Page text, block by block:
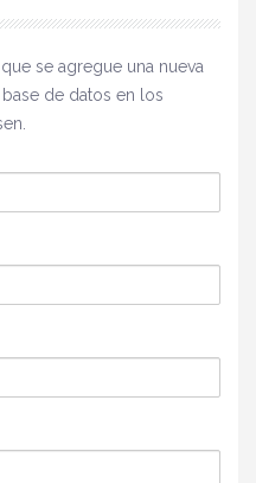
se agregue una nueva
de datos en los